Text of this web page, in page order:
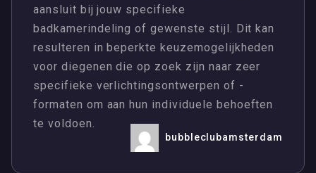
aansluit bij jouw specifieke
badkamerindeling of gewenste stijl. Dit kan
resulteren in beperkte keuzemogelijkheden
voor diegenen die op zoek zijn naar zeer
specifieke verlichtingsontwerpen of -
formaten om aan hun individuele behoeften
te voldoen.
bubbleclubamsterdam